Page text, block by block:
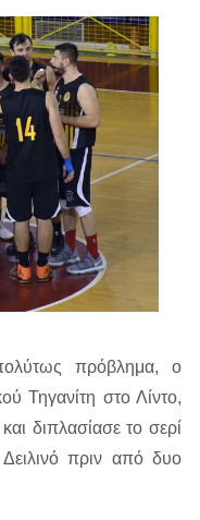
πρόβλημα, ο
Τηγανίτη στο Λίντο,
διπλασίασε το σερί
πριν από δυο